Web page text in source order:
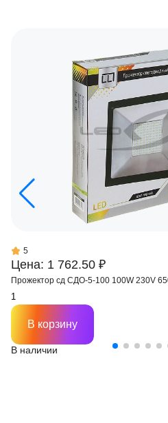
Цена: 1 762.50 ₽
5
Прожектор сд СДО-5-100 100W 230V
В наличии
В корзину